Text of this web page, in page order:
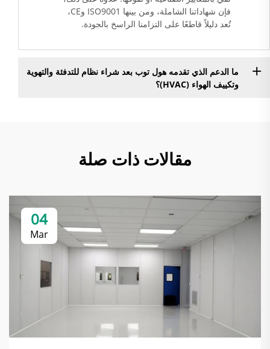
فإن شهاداتنا الشاملة، ومن بينها ISO9001 وCE،
تُعد دليلاً قاطعًا على التزامنا الراسخ بالجودة.
ما الدعم الذي تقدمه هول توب بعد شراء نظام للتدفئة والتهوية
وتكييف الهواء (HVAC)؟
مقالات ذات صلة
04
Mar